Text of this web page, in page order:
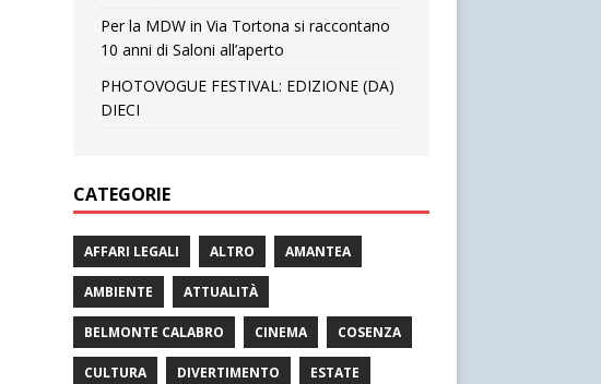
Per la MDW in Via Tortona si raccontano
10 anni di Saloni all’aperto
PHOTOVOGUE FESTIVAL: EDIZIONE (DA)
DIECI
CATEGORIE
AFFARI LEGALI ALTRO AMANTEA
AMBIENTE ATTUALITÀ
BELMONTE CALABRO CINEMA COSENZA
CULTURA DIVERTIMENTO ESTATE